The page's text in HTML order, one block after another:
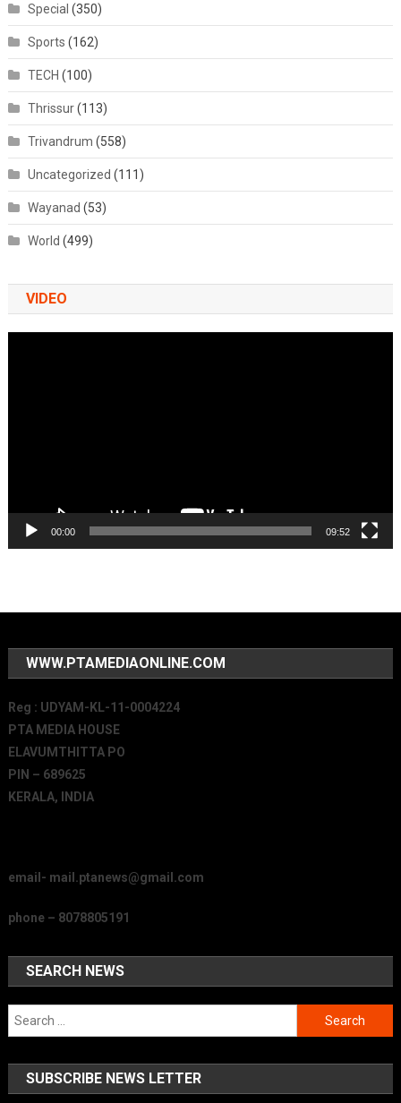
Special (350)
Sports (162)
TECH (100)
Thrissur(113)
Trivandrum (558)
Uncategorized (111)
Wayanad (53)
World (499)
VIDEO
00:00 09:52
WWW.PTAMEDIAONLINE.COM
Reg : UDYAM-KL-11-0004224
PTA MEDIA HOUSE
ELAVUMTHITTA PO
PIN – 689625
KERALA, INDIA
email- mail.ptanews@gmail.com
phone – 8078805191
SEARCH NEWS
Search
for:
SUBSCRIBE NEWS LETTER